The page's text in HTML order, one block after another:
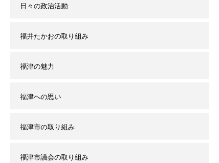
日々の政治活動
福井たかおの取り組み
福津の魅力
福津への思い
福津市の取り組み
福津市議会の取り組み